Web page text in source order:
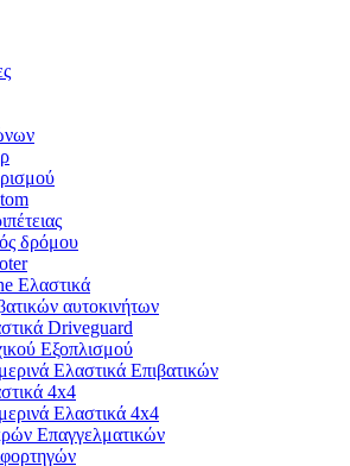
δρόμου
Ελαστικά
αυτοκινήτων
Driveguard
Εξοπλισμού
Ελαστικά Επιβατικών
4x4
Ελαστικά 4x4
Επαγγελματικών